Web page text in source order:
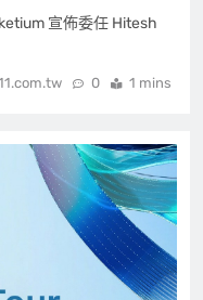
宣佈委任 Hitesh
0 1 mins